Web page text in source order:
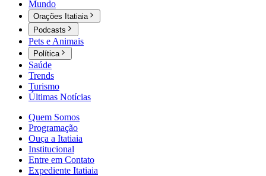
Mundo
Orações Itatiaia
Podcasts
Pets e Animais
Política
Saúde
Trends
Turismo
Últimas Notícias
Quem Somos
Programação
Ouça a Itatiaia
Institucional
Entre em Contato
Expediente Itatiaia